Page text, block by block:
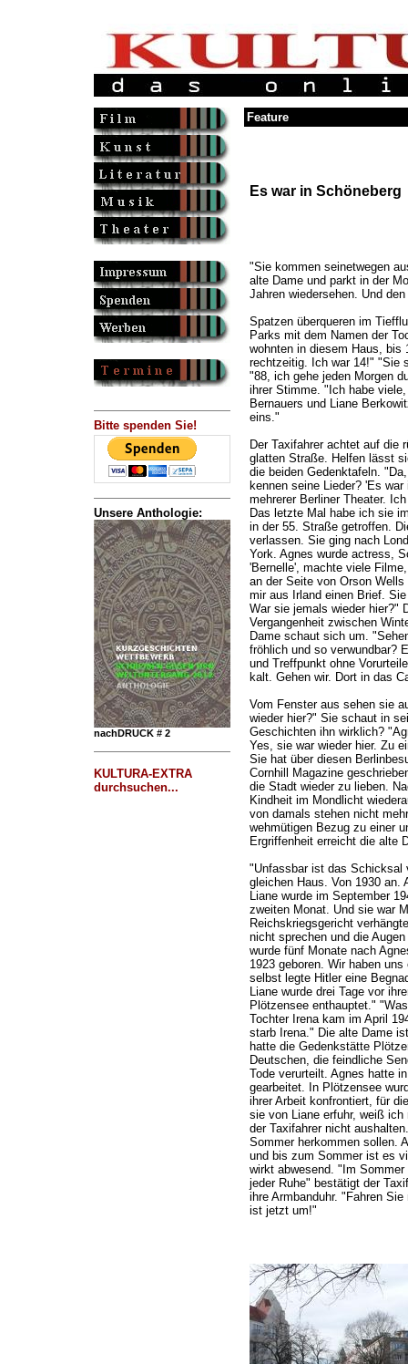
Bitte spenden Sie!
Unsere Anthologie:
nachDRUCK # 2
KULTURA-EXTRA
durchsuchen...
Feature
Es war in Schöneberg
"Sie kommen seinetwegen
alte Dame und parkt in der
Jahren wiedersehen. Und
Spatzen überqueren im
Parks mit dem Namen der
wohnten in diesem Haus, bis
rechtzeitig. Ich war 14!" "Sie
"88, ich gehe jeden Morgen
ihrer Stimme. "Ich habe
Bernauers und Liane
eins."
Der Taxifahrer achtet auf die
glatten Straße. Helfen lässt
die beiden Gedenktafeln.
kennen seine Lieder? 'Es
mehrerer Berliner Theater.
Das letzte Mal habe ich sie
in der 55. Straße getroffen.
verlassen. Sie ging nach
York. Agnes wurde actress,
'Bernelle', machte viele
an der Seite von Orson
mir aus Irland einen Brief.
War sie jemals wieder hier?"
Vergangenheit zwischen
Dame schaut sich um.
fröhlich und so verwundbar?
und Treffpunkt ohne
kalt. Gehen wir. Dort in das
Vom Fenster aus sehen sie
wieder hier?" Sie schaut in
Geschichten ihn wirklich?
Yes, sie war wieder hier. Zu
Sie hat über diesen
Cornhill Magazine
die Stadt wieder zu lieben.
Kindheit im Mondlicht
von damals stehen nicht
wehmütigen Bezug zu einer
Ergriffenheit erreicht die alte
"Unfassbar ist das Schicksal
gleichen Haus. Von 1930 an.
Liane wurde im September
zweiten Monat. Und sie war
Reichskriegsgericht
nicht sprechen und die
wurde fünf Monate nach
1923 geboren. Wir haben
selbst legte Hitler eine
Liane wurde drei Tage vor
Plötzensee enthauptet."
Tochter Irena kam im April
starb Irena." Die alte Dame
hatte die Gedenkstätte
Deutschen, die feindliche
Tode verurteilt. Agnes hatte
gearbeitet. In Plötzensee
ihrer Arbeit konfrontiert, für
sie von Liane erfuhr, weiß
der Taxifahrer nicht
Sommer herkommen sollen.
und bis zum Sommer ist es
wirkt abwesend. "Im
jeder Ruhe" bestätigt der
ihre Armbanduhr. "Fahren
ist jetzt um!"